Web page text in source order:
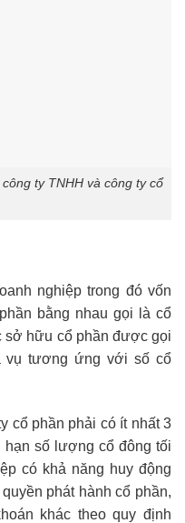
ty TNHH và công ty cổ
nghiệp trong đó vốn
bằng nhau gọi là cổ
sở hữu cổ phần được gọi
vụ tương ứng với số cổ
cổ phần phải có ít nhất 3
số lượng cổ đông tối
có khả năng huy động
phát hành cổ phần,
khác theo quy định